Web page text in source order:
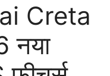
Creta
नया